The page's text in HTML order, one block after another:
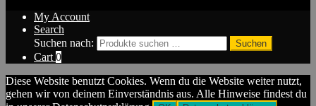
My Account
Search
Suchen nach:
Suchen
Cart 0
Diese Website benutzt Cookies. Wenn du die Website weiter nutzt,
gehen wir von deinem Einverständnis aus. Alle Hinweise findest du